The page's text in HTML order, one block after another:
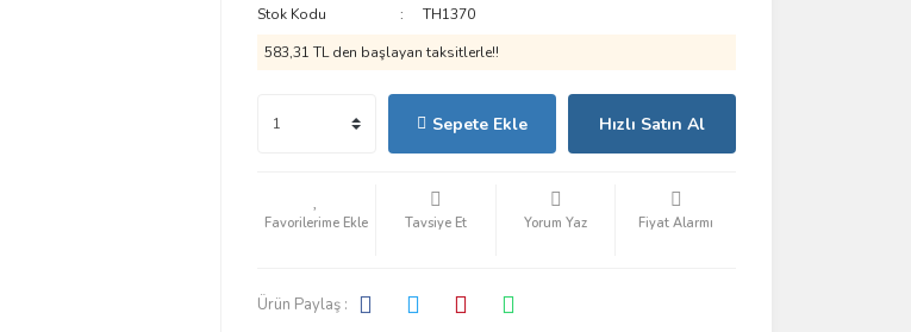
Stok Kodu
TH1370
583,31 TL den başlayan taksitlerle!!
Sepete Ekle Hızlı Satın Al
Tavsiye Et Yorum Yaz Fiyat Alarmı
Ürün Paylaş :